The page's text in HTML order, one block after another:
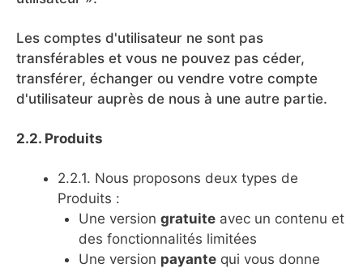
Les comptes d'utilisateur ne sont pas
transférables et vous ne pouvez pas céder,
transférer, échanger ou vendre votre compte
d'utilisateur auprès de nous à une autre partie.
2.2. Produits
2.2.1. Nous proposons deux types de
Produits :
Une version gratuiteavec un contenu et
des fonctionnalités limitées
Une version payantequi vous donne